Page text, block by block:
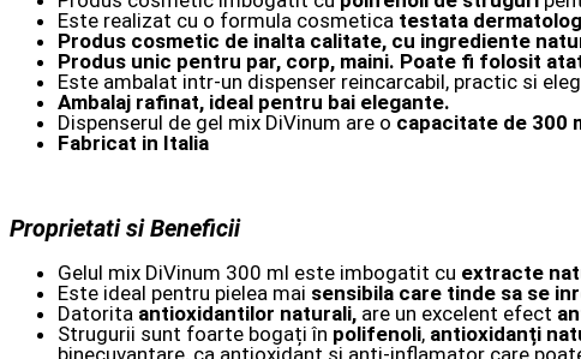
Este realizat cu o formula cosmetica testata
Produs cosmetic de inalta calitate, cu ingrediente
Produs unic pentru par, corp, maini. Poate fi folosit
Este ambalat intr-un dispenser reincarcabil, practic si
Ambalaj rafinat, ideal pentru bai elegante.
Dispenserul de gel mix DiVinum are o capacitate de 300
Fabricat in Italia
Proprietati si Beneficii
Gelul mix DiVinum 300 ml este imbogatit cu extracte
Este ideal pentru pielea mai sensibila care tinde sa se
Datorita antioxidantilor naturali, are un excelent efect
Strugurii sunt foarte bogați în polifenoli, antioxidanți